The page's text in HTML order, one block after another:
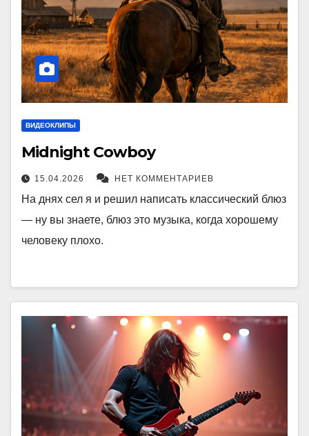
ВИДЕОКЛИПЫ
Midnight Cowboy
15.04.2026 НЕТ КОММЕНТАРИЕВ
На днях сел я и решил написать классический блюз
— ну вы знаете, блюз это музыка, когда хорошему
человеку плохо.